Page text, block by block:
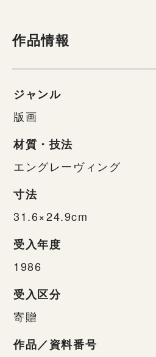
作品情報
ジャンル
版画
材質・技法
エングレーヴィング
寸法
31.6×24.9cm
受入年度
1986
受入区分
寄贈
作品／資料番号